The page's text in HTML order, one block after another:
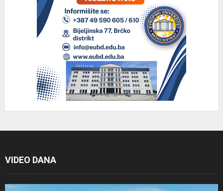
VIDEO DANA